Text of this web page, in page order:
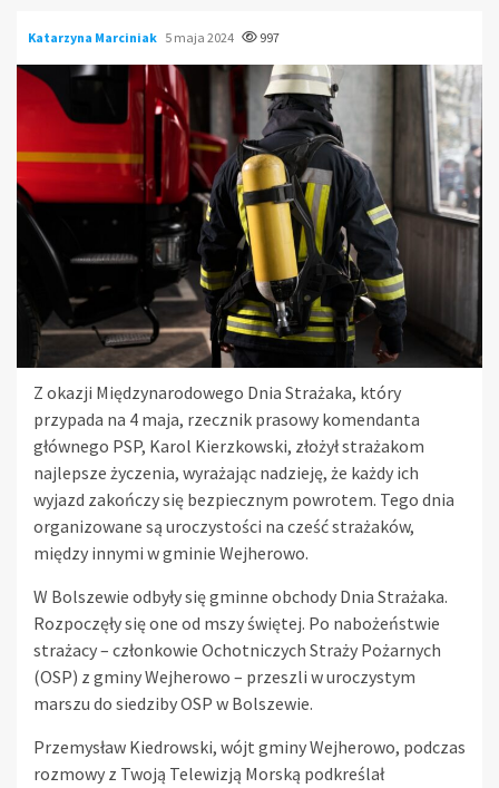
Katarzyna Marciniak 5 maja 2024 997
Z okazji Międzynarodowego Dnia Strażaka, który
przypada na 4 maja, rzecznik prasowy komendanta
głównego PSP, Karol Kierzkowski, złożył strażakom
najlepsze życzenia, wyrażając nadzieję, że każdy ich
wyjazd zakończy się bezpiecznym powrotem. Tego dnia
organizowane są uroczystości na cześć strażaków,
między innymi w gminie Wejherowo.
W Bolszewie odbyły się gminne obchody Dnia Strażaka.
Rozpoczęły się one od mszy świętej. Po nabożeństwie
strażacy – członkowie Ochotniczych Straży Pożarnych
(OSP) z gminy Wejherowo – przeszli w uroczystym
marszu do siedziby OSP w Bolszewie.
Przemysław Kiedrowski, wójt gminy Wejherowo, podczas
rozmowy z Twoją Telewizją Morską podkreślał